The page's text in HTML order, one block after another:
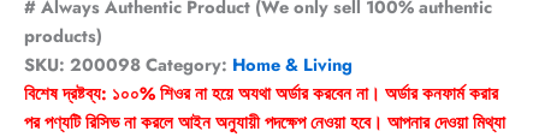
# Always Authentic Product (We only sell 100% authentic
products)
SKU: 200098Category: Home & Living
বিশেষ দ্রষ্টব্য: ১০০% শিওর না হয়ে অযথা অর্ডার করবেন না। অর্ডার কনফার্ম করার
পর পণ্যটি রিসিভ না করলে আইন অনুযায়ী পদক্ষেপ নেওয়া হবে। আপনার দেওয়া মিথ্যা